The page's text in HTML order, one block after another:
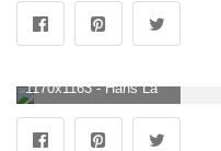
1170x1163 - Hans Landa. Hans landa, Christoph waltz, Inglourious basterds. Christoph Waltz Hintergrundbild.